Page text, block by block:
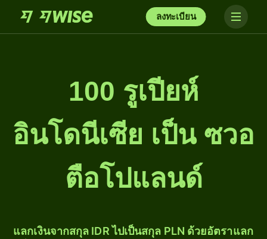
ลงทะเบียน
100 รูเปียห์
อินโดนีเซีย เป็น ซวอ
ตือโปแลนด์
แลกเงินจากสกุล IDR ไปเป็นสกุล PLN ด้วยอัตราแลก